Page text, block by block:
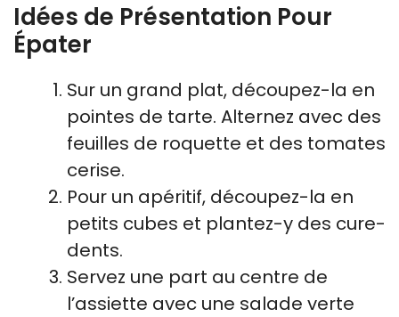
Idées de Présentation Pour
Épater
Sur un grand plat, découpez-la en
pointes de tarte. Alternez avec des
feuilles de roquette et des tomates
cerise.
Pour un apéritif, découpez-la en
petits cubes et plantez-y des cure-
dents.
Servez une part au centre de
l’assiette avec une salade verte